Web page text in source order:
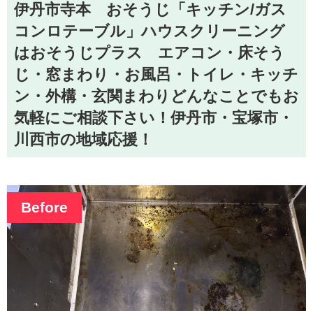
伊丹市寺本 おそうじ「キッチン/ガス
コンロテーブル」ハウスクリーニング
はおそうじプラス エアコン・床そう
じ・窓まわり・お風呂・トイレ・キッチ
ン・外構・玄関まわりどんなことでもお
気軽にご相談下さい！伊丹市・宝塚市・
川西市の地域応援！
Before